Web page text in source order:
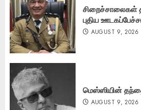
புதிய
AUGUST 9, 2026
மெஸ்ஸியின்
AUGUST 9, 2026